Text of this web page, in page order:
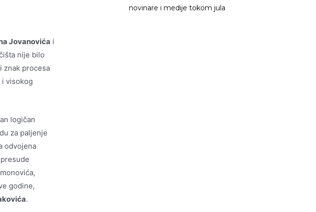
Jovanovića i
nije bilo
znak procesa
visokog
logičan
za paljenje
odvojena
godine,
.
novinare i medije tokom jula